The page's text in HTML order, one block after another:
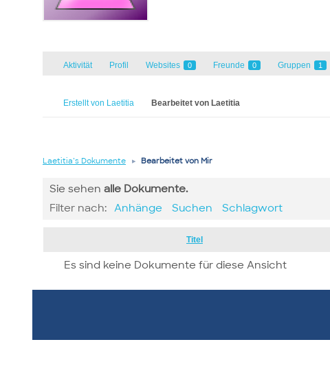
Aktivität Profil Websites 0 Freunde 0 Gruppen 1
Erstellt von Laetitia Bearbeitet von Laetitia
Laetitia’s Dokumente ▸ Bearbeitet von Mir
Sie sehen alle Dokumente.
Filter nach: Anhänge Suchen Schlagwort
Titel
Es sind keine Dokumente für diese Ansicht